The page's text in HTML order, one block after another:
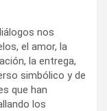
nos
el amor, la
la entrega,
simbólico y de
que han
los